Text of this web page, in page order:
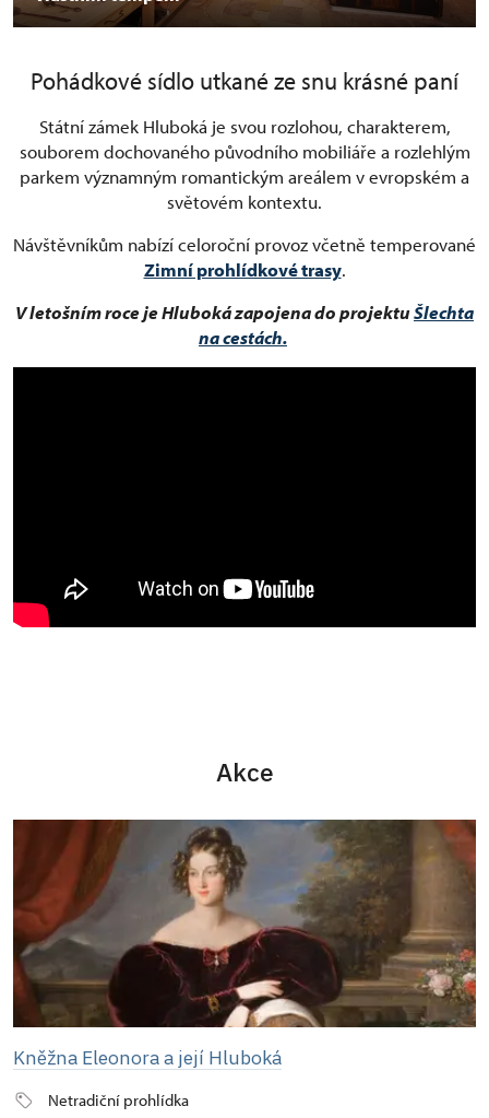
Pohádkové sídlo utkané ze snu krásné paní
Státní zámek Hluboká je svou rozlohou, charakterem,
souborem dochovaného původního mobiliáře a rozlehlým
parkem významným romantickým areálem v evropském a
světovém kontextu.
Návštěvníkům nabízí celoroční provoz včetně temperované
Zimní prohlídkové trasy.
V letošním roce je Hluboká zapojena do projektuŠlechta
na cestách.
Akce
Kněžna Eleonora a její Hluboká
Netradiční prohlídka